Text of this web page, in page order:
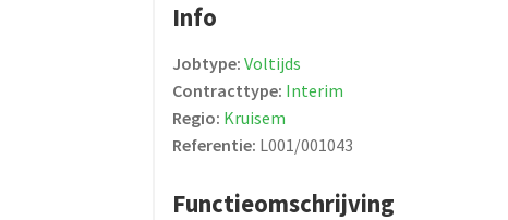
Info
Jobtype:Voltijds
Contracttype: Interim
Regio: Kruisem
Referentie: L001/001043
Functieomschrijving